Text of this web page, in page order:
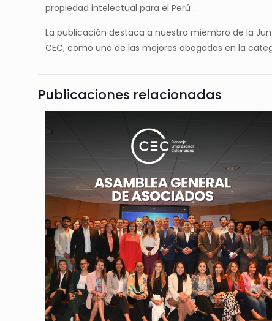
propiedad intelectual para el Perú .
La publicación destaca a nuestro miembro de la
CEC; como una de las mejores abogadas en la
Publicaciones relacionadas